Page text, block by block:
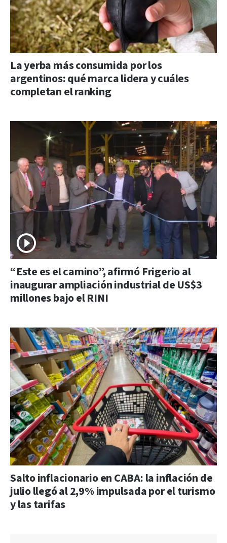
La yerba más consumida por los
argentinos: qué marca lidera y cuáles
completan el ranking
“Este es el camino”, afirmó Frigerio al
inaugurar ampliación industrial de US$3
millones bajo el RINI
Salto inflacionario en CABA: la inflación de
julio llegó al 2,9% impulsada por el turismo
y las tarifas